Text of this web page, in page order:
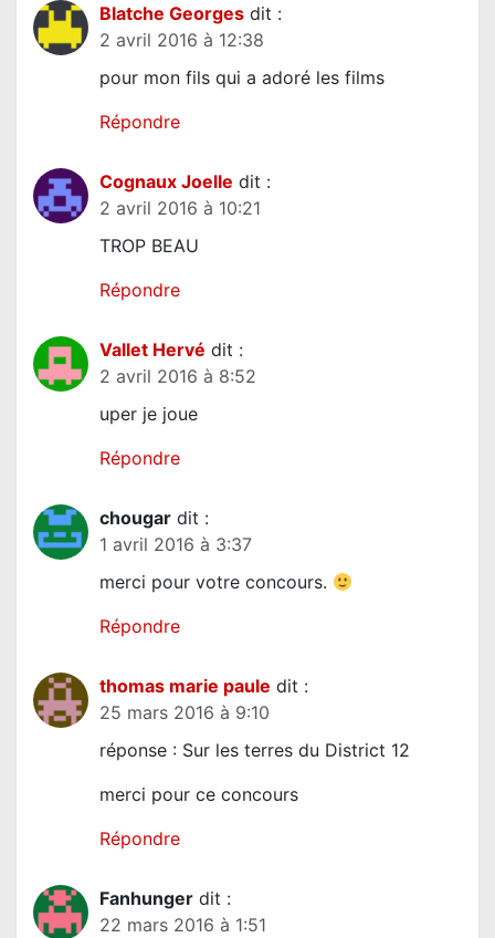
Blatche Georges dit :
2 avril 2016 à 12:38
pour mon fils qui a adoré les films
Répondre
Cognaux Joelle dit :
2 avril 2016 à 10:21
TROP BEAU
Répondre
Vallet Hervé dit :
2 avril 2016 à 8:52
uper je joue
Répondre
chougar dit :
1 avril 2016 à 3:37
merci pour votre concours.
Répondre
thomas marie paule dit :
25 mars 2016 à 9:10
réponse : Sur les terres du District 12
merci pour ce concours
Répondre
Fanhunger dit :
22 mars 2016 à 1:51